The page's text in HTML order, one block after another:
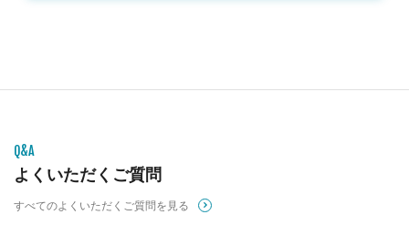
Q&A
よくいただくご質問
すべてのよくいただくご質問を見る